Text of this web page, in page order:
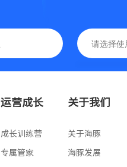
高级版
运营成长
成长训练营
专属管家
关于我们
关于海豚
海豚发展